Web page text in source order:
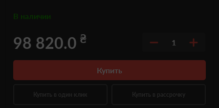
В наличии
98 820.0 ₴ 1
Купить
Купить в один клик Купить в рассрочку